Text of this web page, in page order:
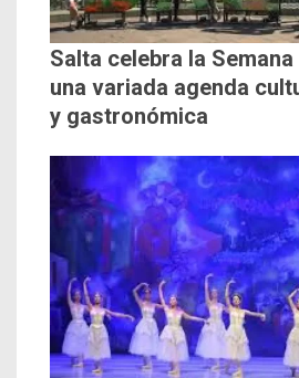
Salta celebra la
una variada agenda
y gastronómica